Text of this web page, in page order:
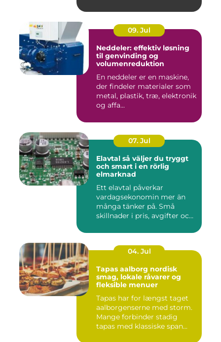
09. Jul
Neddeler: effektiv løsning
til genvinding og
volumenreduktion
En neddeler er en maskine,
der findeler materialer som
metal, plastik, træ, elektronik
og affa...
07. Jul
Elavtal så väljer du tryggt
och smart i en rörlig
elmarknad
Ett elavtal påverkar
vardagsekonomin mer än
många tänker på. Små
skillnader i pris, avgifter och
04. Jul
Tapas aalborg nordisk
smag, lokale råvarer og
fleksible menuer
Tapas har for længst taget
aalborgenserne med storm.
Mange forbinder stadig
tapas med klassiske span...